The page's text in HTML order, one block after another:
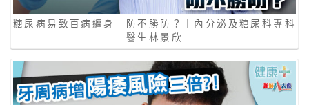
糖尿病易致百病纏身 防不勝防？｜內分泌及糖尿科專科
醫生林景欣